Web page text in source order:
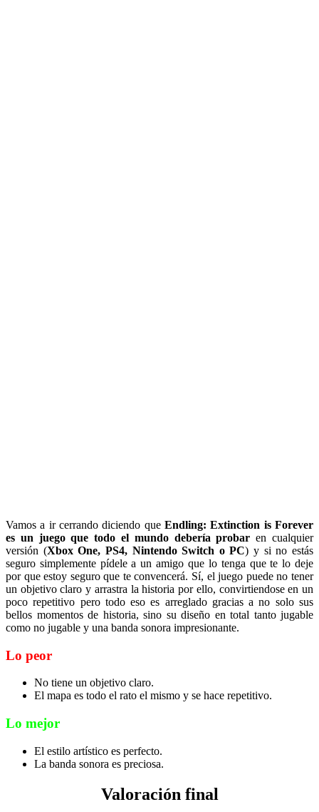
Vamos a ir cerrando diciendo que Endling: Extinction is Forever
es un juego que todo el mundo debería probar en cualquier
versión (Xbox One, PS4, Nintendo Switch o PC) y si no estás
seguro simplemente pídele a un amigo que lo tenga que te lo deje
por que estoy seguro que te convencerá. Sí, el juego puede no tener
un objetivo claro y arrastra la historia por ello, convirtiendose en un
poco repetitivo pero todo eso es arreglado gracias a no solo sus
bellos momentos de historia, sino su diseño en total tanto jugable
como no jugable y una banda sonora impresionante.
Lo peor
No tiene un objetivo claro.
El mapa es todo el rato el mismo y se hace repetitivo.
Lo mejor
El estilo artístico es perfecto.
La banda sonora es preciosa.
Valoración final